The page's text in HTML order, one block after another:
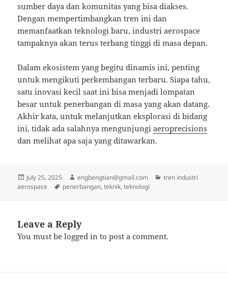
sumber daya dan komunitas yang bisa diakses.
Dengan mempertimbangkan tren ini dan
memanfaatkan teknologi baru, industri aerospace
tampaknya akan terus terbang tinggi di masa depan.
Dalam ekosistem yang begitu dinamis ini, penting
untuk mengikuti perkembangan terbaru. Siapa tahu,
satu inovasi kecil saat ini bisa menjadi lompatan
besar untuk penerbangan di masa yang akan datang.
Akhir kata, untuk melanjutkan eksplorasi di bidang
ini, tidak ada salahnya mengunjungiaeroprecisions
dan melihat apa saja yang ditawarkan.
Posted
on
July 25, 2025 Author
engbengtian@gmail.com Categories
tren industri
aerospace
Tags
penerbangan,teknik,teknologi
Leave a Reply
You must belogged in to post a comment.